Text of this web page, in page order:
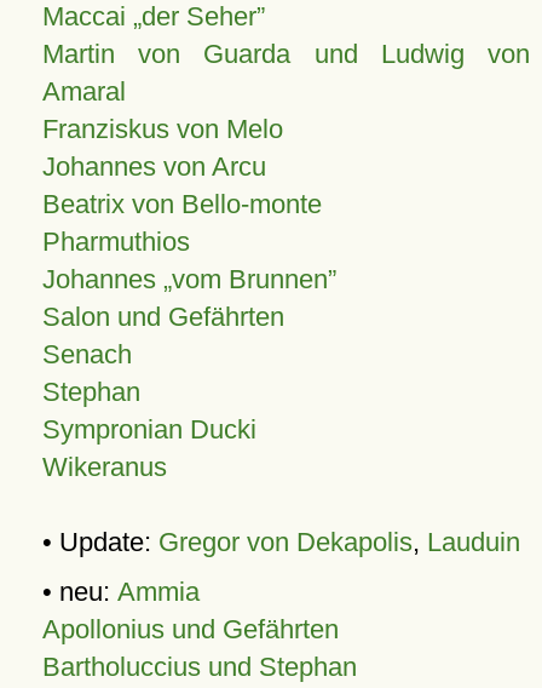
Maccai „der Seher”
Martin von Guarda und Ludwig von
Amaral
Franziskus von Melo
Johannes von Arcu
Beatrix von Bello-monte
Pharmuthios
Johannes vom Brunnen
Salon und Gefährten
Senach
Stephan
Sympronian Ducki
Wikeranus
• Update: Gregor von Dekapolis, Lauduin
• neu: Ammia
Apollonius und Gefährten
Bartholuccius und Stephan